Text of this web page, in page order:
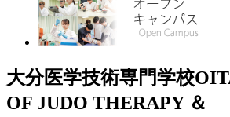
大分医学技術専門学校
OF JUDO THERAPY ＆